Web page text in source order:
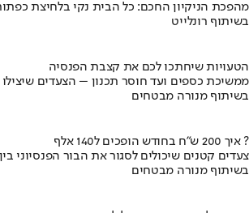
מהפכת הניקיון החכם: כל הבית נקי בלחיצת
בשיתוף רונלייט
הטעויות שיחתכו לכם את קצבת הפנסיה
ממשיכת כספים ועד חוסר תכנון – הצעדים
בשיתוף מנורה מבטחים
איך 200 ש"ח בחודש הופכים ל140 אלף ?
צעדים קטנים שיכולים לסגור את הבור הפנסיוני
בשיתוף מנורה מבטחים